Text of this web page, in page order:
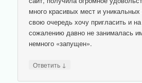
много красивых мест и
свою очередь хочу пригласить и
сожалению давно не занималась
немного «запущен».
Ответить ↓